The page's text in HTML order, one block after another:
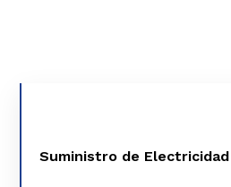
Suministro de Electricidad